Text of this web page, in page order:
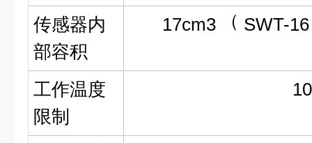
传感器内
部容积
17cm3 （ SWT-
工作温度
限制